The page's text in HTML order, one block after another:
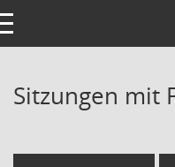
navigation
Sitzungen mit